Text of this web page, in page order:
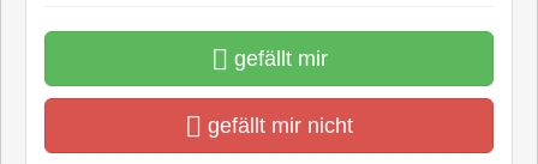
gefällt mir
gefällt mir nicht